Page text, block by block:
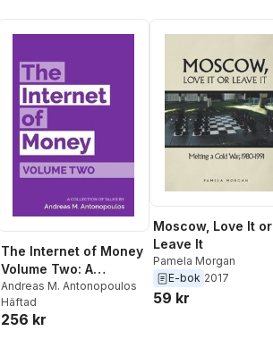
The Internet of Money
Volume Two: A
collection of talks by
Andreas M.
Antonopoulos
Andreas M. Antonopoulos
Häftad
256 kr
Moscow, Love It or
Leave It
Pamela Morgan
E-bok 2017
59 kr